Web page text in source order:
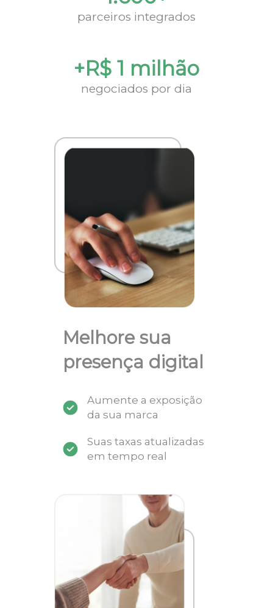
parceiros integrados
+R$ 1 milhão
negociados por dia
Melhore sua
presença digital
Aumente a exposição
da sua marca
Suas taxas atualizadas
em tempo real